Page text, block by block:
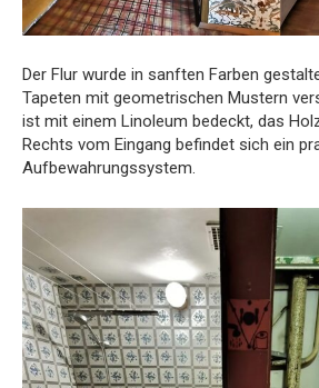
Der Flur wurde in sanften Farben
Tapeten mit geometrischen Mustern
ist mit einem Linoleum bedeckt, das
Rechts vom Eingang befindet sich ein
Aufbewahrungssystem.